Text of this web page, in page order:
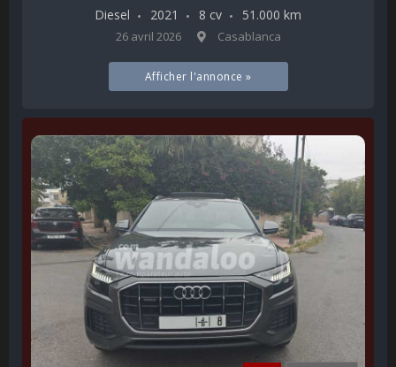
Diesel 2021 8 cv 51.000 km
26 avril 2026 Casablanca
Afficher l'annonce »